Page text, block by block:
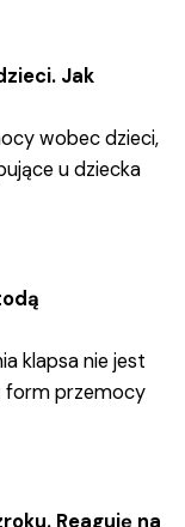
Jak
wobec dzieci,
u dziecka
klapsa nie jest
form przemocy
Reaguję na